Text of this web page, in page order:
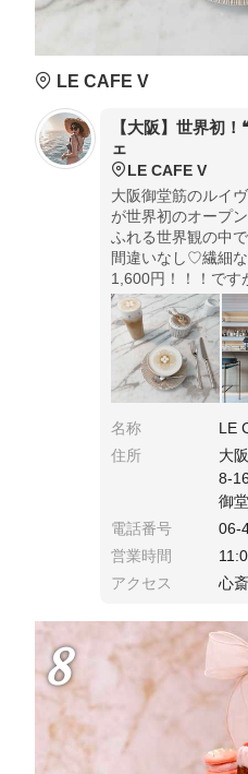
LE CAFE V
【大阪】世界初
ェ
LE CAFE V
大阪御堂筋のルイヴ
が世界初のオープ
ふれる世界観の中
間違いなし♡繊細
1,600円！！！です
す♡
名称
LE
住所
大
8-
御
電話番号
06-
営業時間
アクセス
心
8